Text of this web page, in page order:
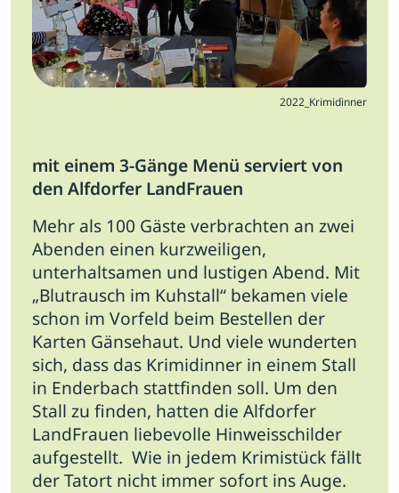
Login
Mitglied werden
2022_Krimidinner
mit einem 3-Gänge Menü serviert von
den Alfdorfer LandFrauen
Mehr als 100 Gäste verbrachten an zwei
Abenden einen kurzweiligen,
unterhaltsamen und lustigen Abend. Mit
„Blutrausch im Kuhstall“ bekamen viele
schon im Vorfeld beim Bestellen der
Karten Gänsehaut. Und viele wunderten
sich, dass das Krimidinner in einem Stall
in Enderbach stattfinden soll. Um den
Stall zu finden, hatten die Alfdorfer
LandFrauen liebevolle Hinweisschilder
aufgestellt. Wie in jedem Krimistück fällt
der Tatort nicht immer sofort ins Auge.